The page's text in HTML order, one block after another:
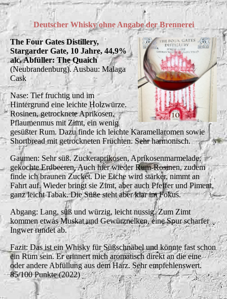
Deutscher Whisky ohne Angabe der Brennerei
The Four Gates Distillery,
Stargarder Gate, 10 Jahre, 44,9%
alc. Abfüller: The Quaich
(Neubrandenburg). Ausbau: Malaga
Cask
Nase: Tief fruchtig und im
Hintergrund eine leichte Holzwürze.
Rosinen, getrocknete Aprikosen,
Pflaumenmus mit Zimt, ein wenig
gesüßter Rum. Dazu finde ich leichte Karamellaromen sowie
Shortbread mit getrockneten Früchten. Sehr harmonisch.
Gaumen: Sehr süß. Zuckeraprikosen, Aprikosenmarmelade,
gekochte Erdbeeren. Auch hier wieder Rum-Rosinen, zudem
finde ich braunen Zucket. Die Eiche wird stärker, nimmt an
Fahrt auf. Wieder bringt sie Zimt, aber auch Pfeffer und Piment,
ganz leicht Tabak. Die Süße steht aber klar im Fokus.
Abgang: Lang, süß und würzig, leicht nussig. Zum Zimt
kommen etwas Muskat und Gewürznelken, eine Spur scharfer
Ingwer rundet ab.
Fazit: Das ist ein Whisky für Süßschnäbel und könnte fast schon
ein Rum sein. Er erinnert mich aromatisch direkt an die eine
oder andere Abfüllung aus dem Harz. Sehr empfehlenswert.
85/100 Punkte (2022)